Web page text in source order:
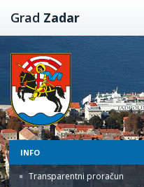
Preskoči
na
Grad Zadar
INFO
Transparentni proračun